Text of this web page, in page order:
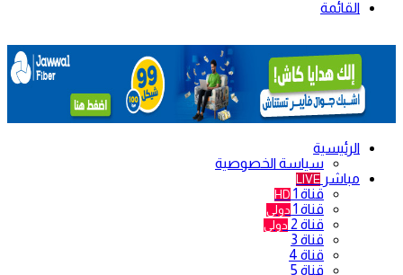
القائمة
الرئيسية
سياسة الخصوصية
مباشر LIVE
قناة 1 HD
قناة 1 دولي
قناة 2 دولي
قناة 3
قناة 4
قناة 5